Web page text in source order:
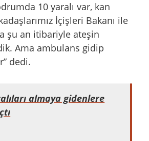
10 yaralı var, kan
İçişleri Bakanı ile
şu an itibariyle ateşin
Ama ambulans gidip
dedi.
almaya gidenlere